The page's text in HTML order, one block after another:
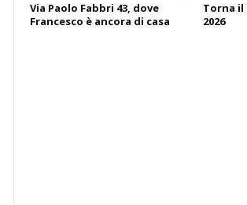
Via Paolo Fabbri 43, dove
Francesco è ancora di casa
Torna il
2026